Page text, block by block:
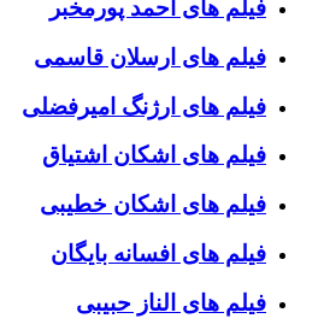
فیلم های احمد پورمخبر
فیلم های ارسلان قاسمی
فیلم های ارژنگ امیرفضلی
فیلم های اشکان اشتیاق
فیلم های اشکان خطیبی
فیلم های افسانه بایگان
فیلم های الناز حبیبی